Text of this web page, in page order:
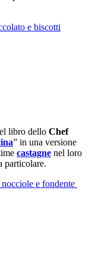
e biscotti
libro dello Chef
” in una versione
castagne nel loro
particolare.
e fondente